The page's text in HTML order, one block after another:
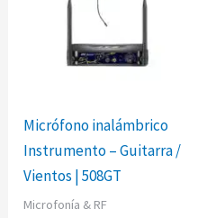
Micrófono inalámbrico
Instrumento – Guitarra /
Vientos | 508GT
Microfonía & RF